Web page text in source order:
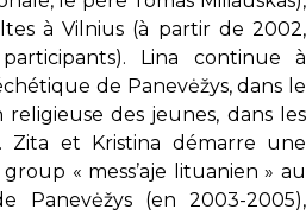
à Vilnius (à partir de 2002,
Lina continue à
de Panevėžys, dans le
des jeunes, dans les
Zita et Kristina démarre une
« mess’aje lituanien » au
Panevėžys (en 2003-2005),